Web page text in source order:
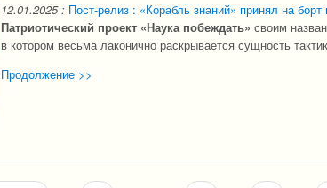
12.01.2025: Пост-релиз : «Корабль знаний» принял на
Патриотический проект «Наука побеждать» своим
в котором весьма лаконично раскрывается сущность
Продолжение >>